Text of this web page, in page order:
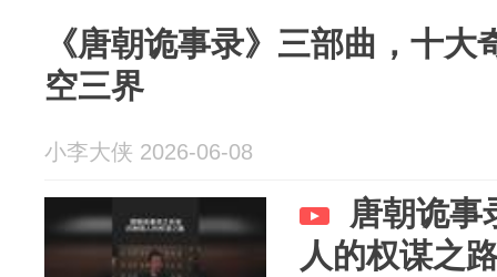
《唐朝诡事录》三部曲，十
空三界
小李大侠 2026-06-08
唐朝诡事
人的权谋之